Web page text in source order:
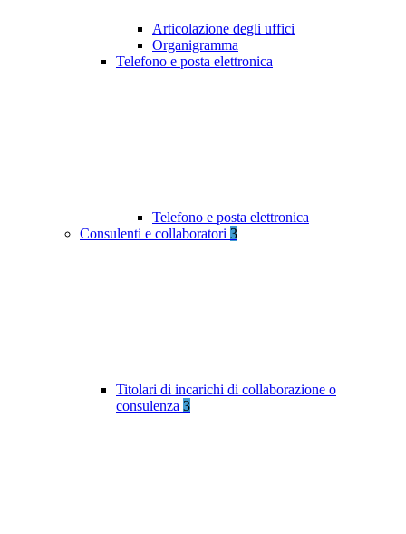
Articolazione degli uffici
Organigramma
Telefono e posta elettronica
Telefono e posta elettronica
Consulenti e collaboratori 3
Titolari di incarichi di collaborazione o
consulenza 3